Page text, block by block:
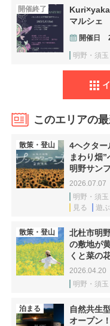
開催終了
マルシェ
開催日
明野・須
このエリアの
散策・登山
4ヘクター
まわり畑
明野サン
2026.07.07
明野・須
見る
遊ぶ
散策・登山
北杜市明
の敷地が
くと菜の
2026.04.20
明野・須
泊まる
自然共生
オープン